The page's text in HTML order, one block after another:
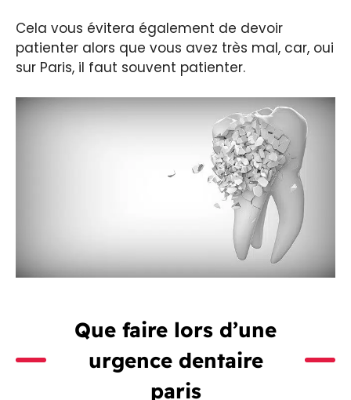
Cela vous évitera également de devoir
patienter alors que vous avez très mal, car, oui
sur Paris, il faut souvent patienter.
Que faire lors d’une
urgence dentaire
paris